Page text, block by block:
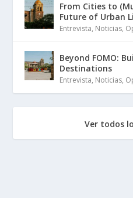
From Cities to
Future of Urban
Entrevista, Noticias,
Beyond FOMO:
Destinations
Entrevista, Noticias,
Ver todos